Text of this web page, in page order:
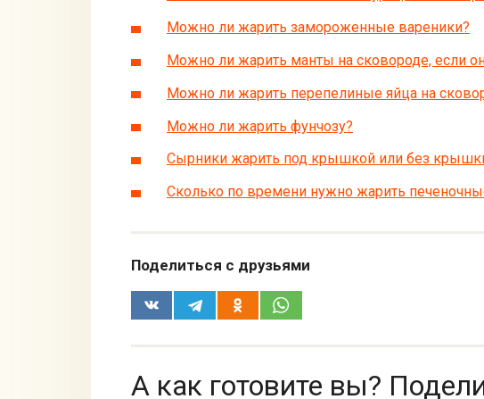
Можно ли жарить замороженные вареники?
Можно ли жарить манты на сковороде, если
Можно ли жарить перепелиные яйца на
Можно ли жарить фунчозу?
Сырники жарить под крышкой или без
Сколько по времени нужно жарить
Поделиться с друзьями
А как готовите вы?